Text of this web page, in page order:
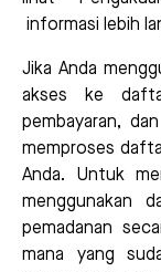
informasi lebih
Jika Anda
akses ke
pembayaran,
memproses
Anda. Untuk
menggunakan
pemadanan
mana yang